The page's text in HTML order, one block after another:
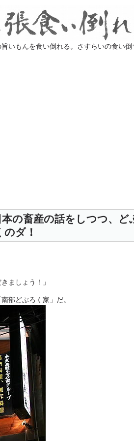
いもんを食い倒れる。さすらいの食い倒
の畜産の話をしつつ、ど
ダ！
ましょう！」
部どぶろく家」だ。